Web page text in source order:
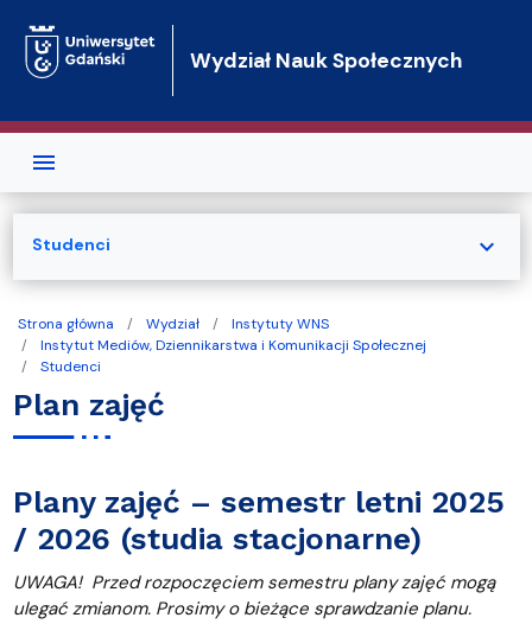
Wydział Nauk Społecznych
Strona główna Wydział
Instytuty WNS
Instytut Mediów, Dziennikarstwa i Komunikacji Społecznej
Studenci
Plan zajęć
Plany zajęć – semestr letni 2025
/ 2026 (studia stacjonarne)
UWAGA! Przed rozpoczęciem semestru plany zajęć mogą
ulegać zmianom. Prosimy o bieżące sprawdzanie planu.
Studenci expand_more